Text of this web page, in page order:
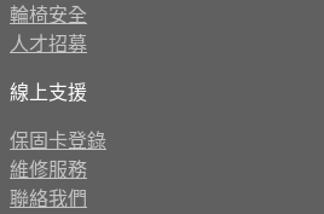
輪椅安全
人才招募
線上支援
保固卡登錄
維修服務
聯絡我們